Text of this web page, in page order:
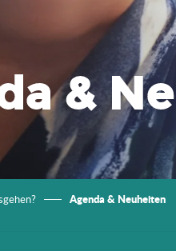
&
Agenda & Neuheiten